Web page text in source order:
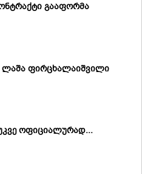
გააფორმა
ლაშა ფირცხალაიშვილი
ოფიციალურად...